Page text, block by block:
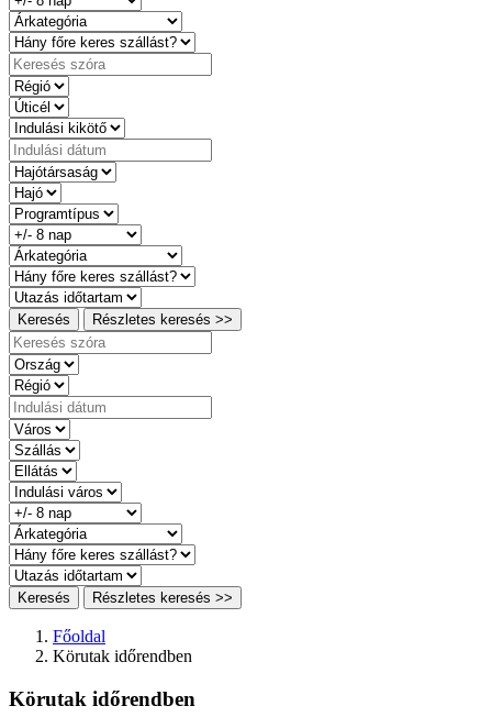
Keresés Részletes keresés >>
Keresés Részletes keresés >>
Főoldal
Körutak időrendben
Körutak időrendben